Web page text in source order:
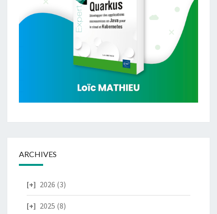
ARCHIVES
2026 (3)
2025 (8)